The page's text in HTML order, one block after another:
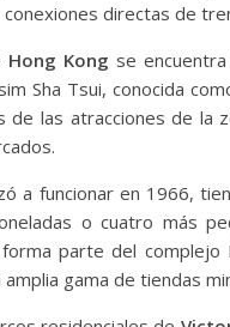
directas de
Hong Kong se
Sha Tsui, conocida
de las atracciones de
a funcionar en 1966,
o cuatro más
parte del
amplia gama de tiendas